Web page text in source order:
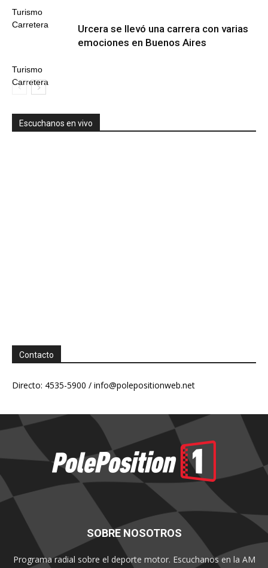
Turismo
Carretera
Turismo
Carretera
Urcera se llevó una carrera con varias
emociones en Buenos Aires
Escuchanos en vivo
Contacto
Directo: 4535-5900 / info@polepositionweb.net
SOBRE NOSOTROS
Programa radial sobre el deporte motor. Escuchanos en la AM